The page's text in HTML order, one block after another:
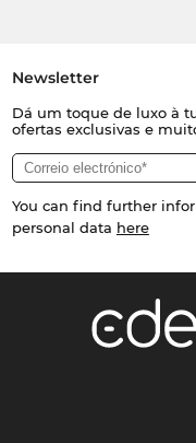
Newsletter
Dá um toque de luxo à
ofertas exclusivas e
You can find further
personal data here